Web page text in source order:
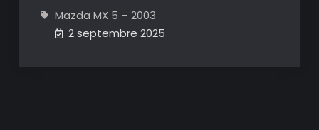
Mazda MX 5 – 2003
2 septembre 2025